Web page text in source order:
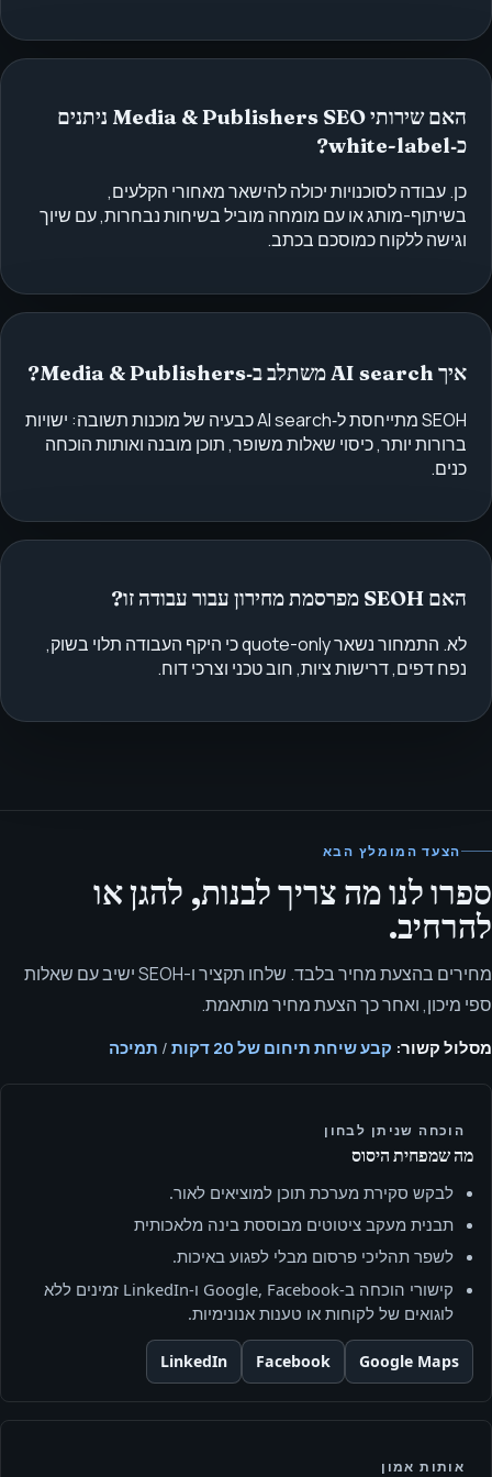
האם שירותי Media & Publishers SEO ניתנים
כ‑white-label?
כן. עבודה לסוכנויות יכולה להישאר מאחורי הקלעים,
בשיתוף-מותג או עם מומחה מוביל בשיחות נבחרות, עם שיוך
וגישה ללקוח כמוסכם בכתב.
איך AI search משתלב ב‑Media & Publishers?
SEOH מתייחסת ל‑AI search כבעיה של מוכנות תשובה: ישויות
ברורות יותר, כיסוי שאלות משופר, תוכן מובנה ואותות הוכחה
כנים.
האם SEOH מפרסמת מחירון עבור עבודה זו?
לא. התמחור נשאר quote-only כי היקף העבודה תלוי בשוק,
נפח דפים, דרישות ציות, חוב טכני וצרכי דוח.
הצעד המומלץ הבא
ספרו לנו מה צריך לבנות, להגן או
להרחיב.
מחירים בהצעת מחיר בלבד. שלחו תקציר ו-SEOH ישיב עם שאלות
ספי מיכון, ואחר כך הצעת מחיר מותאמת.
מסלול קשור: קבע שיחת תיחום של 20 דקות / תמיכה
הוכחה שניתן לבחון
מה שמפחית היסוס
לבקש סקירת מערכת תוכן למוציאים לאור.
תבנית מעקב ציטוטים מבוססת בינה מלאכותית
לשפר תהליכי פרסום מבלי לפגוע באיכות.
קישורי הוכחה ב‑Google, Facebook ו‑LinkedIn זמינים ללא
לוגואים של לקוחות או טענות אנונימיות.
Google Maps
Facebook
LinkedIn
אותות אמון